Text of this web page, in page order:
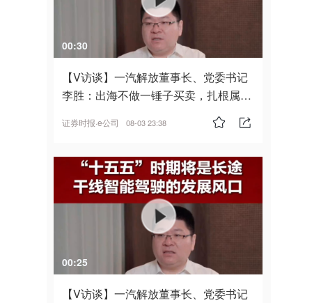
00:30
【V访谈】一汽解放董事长、党委书记
李胜：出海不做一锤子买卖，扎根属
证券时报·e公司 08-03 23:38
00:25
【V访谈】一汽解放董事长、党委书记